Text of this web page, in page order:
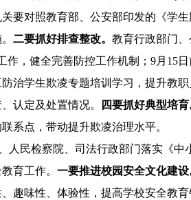
要对照教育部、公安部印发的《学
二要抓好排查整改。 教育行政部门
作，健全完善防控工作机制； 9月 15
治学生欺凌专题培训学习，提升教职
认定及处置情况。
四要抓好典型培育
系点，带动提升欺凌治理水平。
人民检察院、司法行政部门落实《中
育工作。 一要推进校园安全文化建设
趣味性、体验性，提高学校安全教